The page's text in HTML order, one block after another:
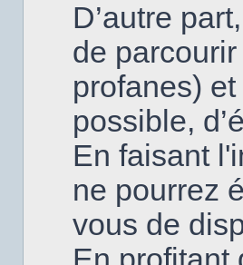
D’autre
de
profanes)
possible,
En faisant
ne pourrez
vous de